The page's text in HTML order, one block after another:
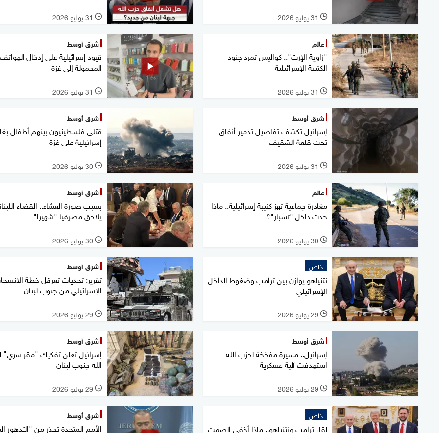
l 31 يوليو 2026 l 31 يوليو 2026
عالم
"زاوية الإرث".. كواليس تمرد جنود
الكتيبة الإسرائيلية
l 31 يوليو 2026
شرق أوسط
قيود إسرائيلية على إدخال الهواتف
المحمولة إلى غزة
l 31 يوليو 2026
شرق أوسط
إسرائيل تكشف تفاصيل تدمير أنفاق
تحت قلعة الشقيف
l 31 يوليو 2026
شرق أوسط
قتلى فلسطينيون بينهم أطفال
إسرائيلية على غزة
l 30 يوليو 2026
عالم
مغادرة جماعية تهز كتيبة إسرائيلية.. ماذا
حدث داخل "تسبار"؟
l 30 يوليو 2026
شرق أوسط
بسبب صورة العشاء.. القضاء
يلاحق مصرفيا "شهيرا"
l 30 يوليو 2026
خاص
نتنياهو يوازن بين ترامب وضغوط الداخل
الإسرائيلي
l 29 يوليو 2026
شرق أوسط
تقرير: تحديات تعرقل خطة
الإسرائيلي من جنوب لبنان
l 29 يوليو 2026
شرق أوسط
إسرائيل.. مسيرة مفخخة لحزب الله
استهدفت آلية عسكرية
l 29 يوليو 2026
شرق أوسط
إسرائيل تعلن تفكيك "مقر سري"
الله جنوب لبنان
l 29 يوليو 2026
خاص
لقاء ترامب ونتنياهو.. ماذا أخفى الصمت
شرق أوسط
الأمم المتحدة تحذر من "التدهور